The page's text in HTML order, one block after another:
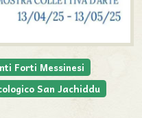
Forti Messinesi
San Jachiddu